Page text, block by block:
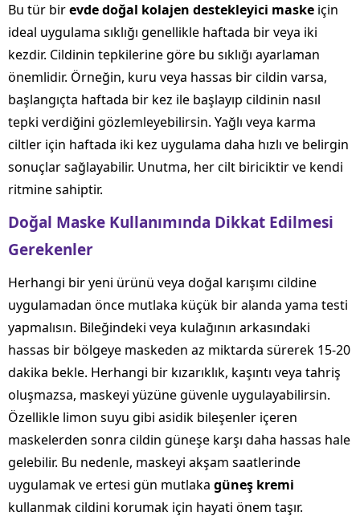
Bu tür birevde doğal kolajen destekleyici maske için
ideal uygulama sıklığı genellikle haftada bir veya iki
kezdir. Cildinin tepkilerine göre bu sıklığı ayarlaman
önemlidir. Örneğin, kuru veya hassas bir cildin varsa,
başlangıçta haftada bir kez ile başlayıp cildinin nasıl
tepki verdiğini gözlemleyebilirsin. Yağlı veya karma
ciltler için haftada iki kez uygulama daha hızlı ve belirgin
sonuçlar sağlayabilir. Unutma, her cilt biriciktir ve kendi
ritmine sahiptir.
Doğal Maske Kullanımında Dikkat Edilmesi
Gerekenler
Herhangi bir yeni ürünü veya doğal karışımı cildine
uygulamadan önce mutlaka küçük bir alanda yama testi
yapmalısın. Bileğindeki veya kulağının arkasındaki
hassas bir bölgeye maskeden az miktarda sürerek 15-20
dakika bekle. Herhangi bir kızarıklık, kaşıntı veya tahriş
oluşmazsa, maskeyi yüzüne güvenle uygulayabilirsin.
Özellikle limon suyu gibi asidik bileşenler içeren
maskelerden sonra cildin güneşe karşı daha hassas hale
gelebilir. Bu nedenle, maskeyi akşam saatlerinde
uygulamak ve ertesi gün mutlaka güneş kremi
kullanmak cildini korumak için hayati önem taşır.